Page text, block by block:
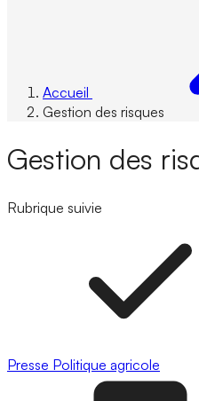
Accueil
Gestion des risques
Gestion des
Rubrique suivie
Presse Politique agricole